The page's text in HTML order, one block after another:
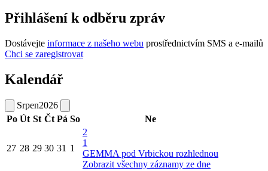
Přihlášení k odběru zpráv
Dostávejte informace z našeho webu prostřednictvím SMS a e-mailů
Chci se zaregistrovat
Kalendář
Srpen2026
Po Út St Čt Pá So Ne
27 28 29 30 31 1
2
1
GEMMA pod Vrbickou rozhlednou
Zobrazit všechny záznamy ze dne